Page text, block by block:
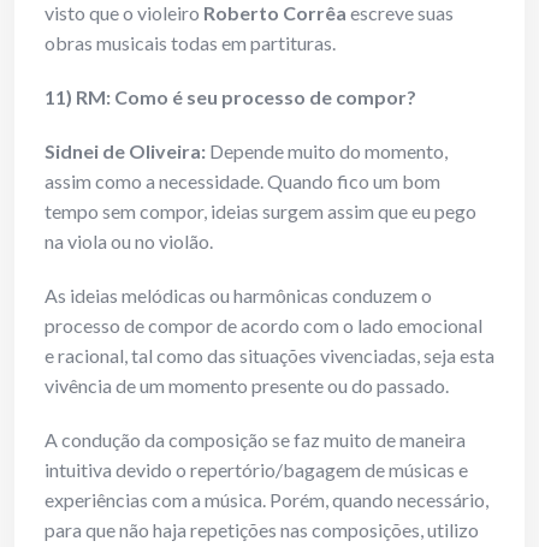
visto que o violeiro Roberto Corrêa escreve suas
obras musicais todas em partituras.
11) RM: Como é seu processo de compor?
Sidnei de Oliveira: Depende muito do momento,
assim como a necessidade. Quando fico um bom
tempo sem compor, ideias surgem assim que eu pego
na viola ou no violão.
As ideias melódicas ou harmônicas conduzem o
processo de compor de acordo com o lado emocional
e racional, tal como das situações vivenciadas, seja esta
vivência de um momento presente ou do passado.
A condução da composição se faz muito de maneira
intuitiva devido o repertório/bagagem de músicas e
experiências com a música. Porém, quando necessário,
para que não haja repetições nas composições, utilizo